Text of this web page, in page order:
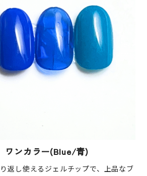
ワンカラー(Blue/青)
返し使えるジェルチップで、上品なブ